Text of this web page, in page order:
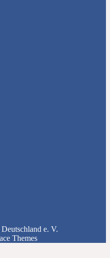
e. V.
Themes